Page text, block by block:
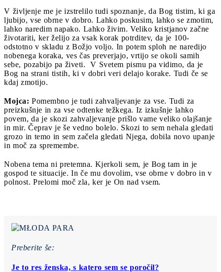
V življenje me je izstrelilo tudi spoznanje, da Bog tistim, ki ga
ljubijo, vse obrne v dobro. Lahko poskusim, lahko se zmotim,
lahko naredim napako. Lahko živim. Veliko kristjanov začne
životariti, ker želijo za vsak korak potrditev, da je 100-
odstotno v skladu z Božjo voljo. In potem sploh ne naredijo
nobenega koraka, ves čas preverjajo, vrtijo se okoli samih
sebe, pozabijo pa živeti. V Svetem pismu pa vidimo, da je
Bog na strani tistih, ki v dobri veri delajo korake. Tudi če se
kdaj zmotijo.
Mojca: Pomembno je tudi zahvaljevanje za vse. Tudi za
preizkušnje in za vse odtenke težkega. Iz izkušnje lahko
povem, da je skozi zahvaljevanje prišlo vame veliko olajšanje
in mir. Čeprav je še vedno bolelo. Skozi to sem nehala gledati
grozo in temo in sem začela gledati Njega, dobila novo upanje
in moč za spremembe.
Nobena tema ni pretemna. Kjerkoli sem, je Bog tam in je
gospod te situacije. In če mu dovolim, vse obrne v dobro in v
polnost. Prelomi moč zla, ker je On nad vsem.
Preberite še:
Je to res ženska, s katero sem se poročil?